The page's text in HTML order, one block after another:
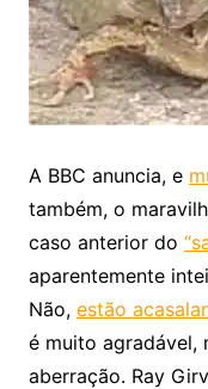
A BBC anuncia, e
também, o
caso anterior do
aparentemente
Não, estão
é muito agradável,
aberração. Ray